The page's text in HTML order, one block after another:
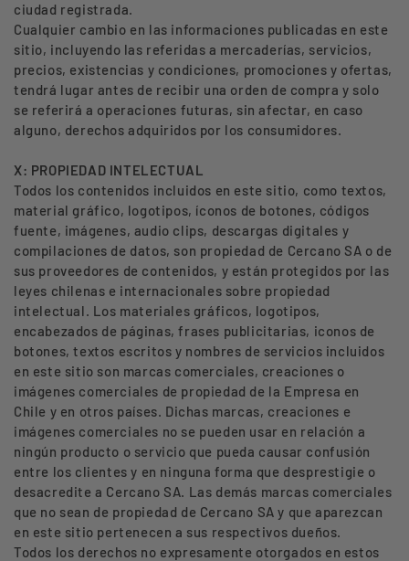
ciudad registrada.
Cualquier cambio en las informaciones publicadas en este
sitio, incluyendo las referidas a mercaderías, servicios,
precios, existencias y condiciones, promociones y ofertas,
tendrá lugar antes de recibir una orden de compra y solo
se referirá a operaciones futuras, sin afectar, en caso
alguno, derechos adquiridos por los consumidores.
X: PROPIEDAD INTELECTUAL
Todos los contenidos incluidos en este sitio, como textos,
material gráfico, logotipos, íconos de botones, códigos
fuente, imágenes, audio clips, descargas digitales y
compilaciones de datos, son propiedad de Cercano SA o de
sus proveedores de contenidos, y están protegidos por las
leyes chilenas e internacionales sobre propiedad
intelectual. Los materiales gráficos, logotipos,
encabezados de páginas, frases publicitarias, iconos de
botones, textos escritos y nombres de servicios incluidos
en este sitio son marcas comerciales, creaciones o
imágenes comerciales de propiedad de la Empresa en
Chile y en otros países. Dichas marcas, creaciones e
imágenes comerciales no se pueden usar en relación a
ningún producto o servicio que pueda causar confusión
entre los clientes y en ninguna forma que desprestigie o
desacredite a Cercano SA. Las demás marcas comerciales
que no sean de propiedad de Cercano SA y que aparezcan
en este sitio pertenecen a sus respectivos dueños.
Todos los derechos no expresamente otorgados en estos